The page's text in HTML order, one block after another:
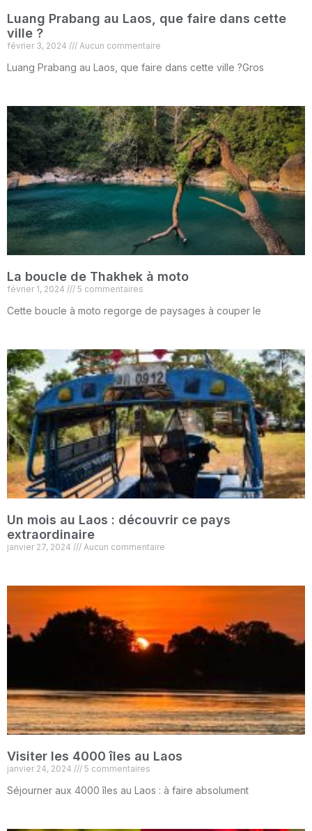
Luang Prabang au Laos, que faire dans cette
ville ?
février 3, 2024 Aucun commentaire
Luang Prabang au Laos, que faire dans cette ville ?Gros
La boucle de Thakhek à moto
février 1, 2024 5 commentaires
Cette boucle à moto regorge de paysages à couper le
Un mois au Laos : découvrir ce pays
extraordinaire
janvier 27, 2024 Aucun commentaire
Visiter les 4000 îles au Laos
janvier 24, 2024 5 commentaires
Séjourner aux 4000 îles au Laos : à faire absolument